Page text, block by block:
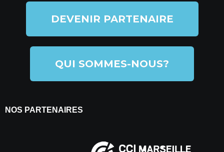
DEVENIR PARTENAIRE
QUI SOMMES-NOUS?
NOS PARTENAIRES